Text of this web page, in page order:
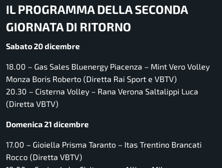
IL PROGRAMMA DELLA SECONDA
GIORNATA DI RITORNO
Sabato 20 dicembre
18.00 – Gas Sales Bluenergy Piacenza – Mint Vero Volley
Monza Boris Roberto (Diretta Rai Sport e VBTV)
20.30 – Cisterna Volley – Rana Verona Saltalippi Luca
(Diretta VBTV)
Domenica 21 dicembre
17.00 – Gioiella Prisma Taranto – Itas Trentino Brancati
Rocco (Diretta VBTV)